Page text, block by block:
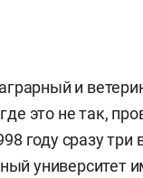
и
это не так,
году сразу три
университет